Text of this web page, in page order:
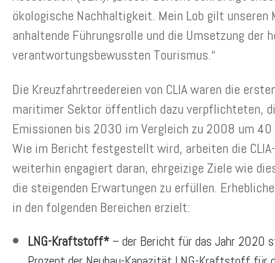
ökologische Nachhaltigkeit. Mein Lob gilt
anhaltende Führungsrolle und die Umsetzung der
verantwortungsbewussten Tourismus.“
Die Kreuzfahrtreedereien von CLIA waren die
maritimer Sektor öffentlich dazu verpflichteten,
Emissionen bis 2030 im Vergleich zu 2008 um 40
Wie im Bericht festgestellt wird, arbeiten die
weiterhin engagiert daran, ehrgeizige Ziele wie
die steigenden Erwartungen zu erfüllen.
in den folgenden Bereichen erzielt:
LNG-Kraftstoff* – der Bericht für das Jahr 2020